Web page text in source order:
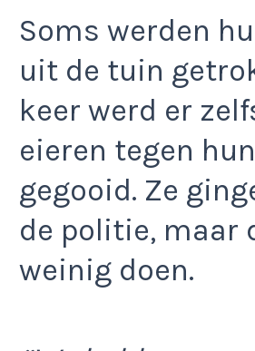
Soms werden
uit de tuin
keer werd er
eieren tegen
gegooid. Ze
de politie, maar
weinig doen.